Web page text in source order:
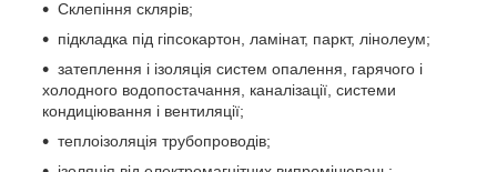
Склепіння склярів;
підкладка під гіпсокартон, ламінат, паркт, лінолеум;
затеплення і ізоляція систем опалення, гарячого і
холодного водопостачання, каналізації, системи
кондиціювання і вентиляції;
теплоізоляція трубопроводів;